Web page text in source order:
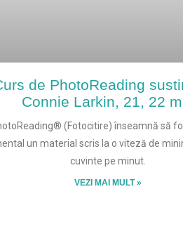
de PhotoReading
Connie Larkin, 21, 22
(Fotocitire) înseamnă să
un material scris la o viteză de
cuvinte pe minut.
VEZI MAI MULT »